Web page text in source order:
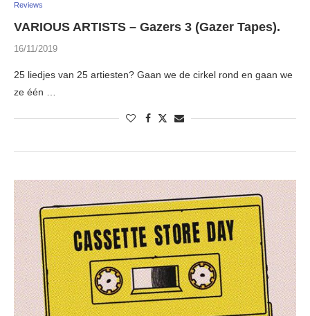
Reviews
VARIOUS ARTISTS – Gazers 3 (Gazer Tapes).
16/11/2019
25 liedjes van 25 artiesten? Gaan we de cirkel rond en gaan we
ze één …